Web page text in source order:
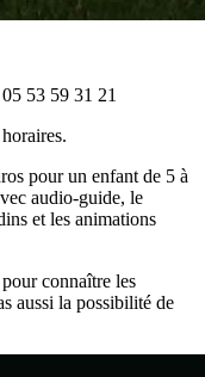
53 59 31 21
pour un enfant de 5 à
audio-guide, le
et les animations
connaître les
aussi la possibilité de